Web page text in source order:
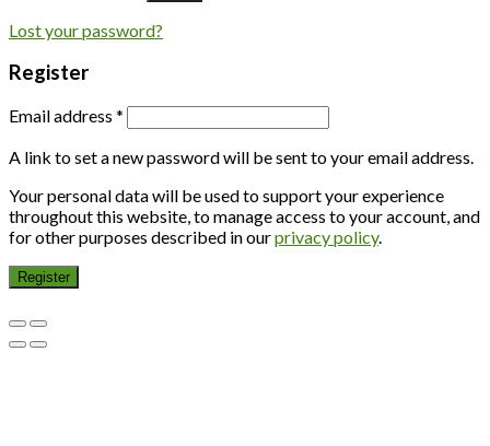
Lost your password?
Register
Email address *
A link to set a new password will be sent to your email address.
Your personal data will be used to support your experience
throughout this website, to manage access to your account, and
for other purposes described in ourprivacy policy.
Register